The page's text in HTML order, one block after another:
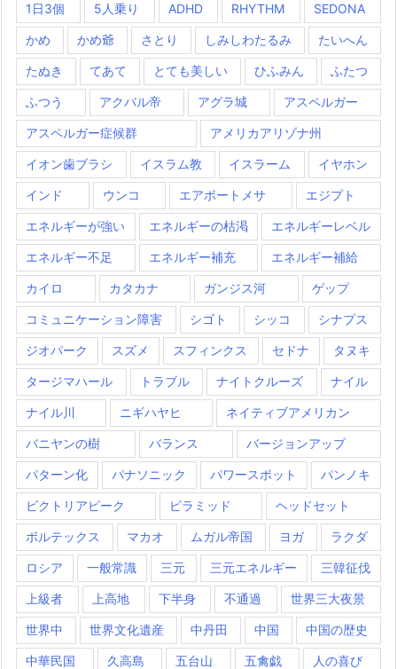
1日3個 5人乗り ADHD RHYTHM SEDONA
かめ かめ爺 さとり しみしわたるみ たいへん
たぬき てあて とても美しい ひふみん ふたつ
ふつう アクバル帝 アグラ城 アスペルガー
アスペルガー症候群 アメリカアリゾナ州
イオン歯ブラシ イスラム教 イスラーム イヤホン
インド ウンコ エアポートメサ エジプト
エネルギーが強い エネルギーの枯渇 エネルギーレベル
エネルギー不足 エネルギー補充 エネルギー補給
カイロ カタカナ ガンジス河 ゲップ
コミュニケーション障害 シゴト シッコ シナプス
ジオパーク スズメ スフィンクス セドナ タヌキ
タージマハール トラブル ナイトクルーズ ナイル
ナイル川 ニギハヤヒ ネイティブアメリカン
バニヤンの樹 バランス バージョンアップ
パターン化 パナソニック パワースポット パンノキ
ビクトリアピーク ピラミッド ヘッドセット
ボルテックス マカオ ムガル帝国 ヨガ ラクダ
ロシア 一般常識 三元 三元エネルギー 三韓征伐
上級者 上高地 下半身 不通過 世界三大夜景
世界中 世界文化遺産 中丹田 中国 中国の歴史
中華民国 久高島 五台山 五禽戯 人の喜び